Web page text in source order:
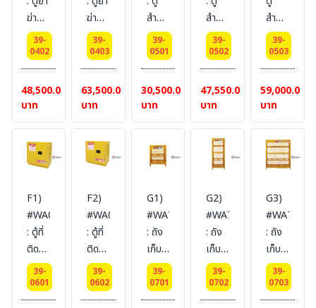
Ext
dimension
165x86x86
SYSBEL(ไม่
สายดิน)
Ext
dimension
89x59x46
SYSBEL
รวม
สายดิน)
Ext
dimension
165x60x46
SYSBEL
รวม
สายดิน)
Ext
dimension
165x109x86
SYSBEL(ไม่
สายดิน)
(ไม่
รวม
สายดิน)
ฆ่า
แมลง
Pesticides
Cabinets
114
L 2
door
Certification(FM/CE)
Ext
112x109x46
SYSBEL
(ไม่
รวม
สายดิน)
39-
0402
48,500.00
บาท
ฆ่า
แมลง
Pesticides
Cabinets
170
L 2
door
Certification(FM/CE)Ext
dimension(HxWxD/cm)
SYSBEL
(ไม่
รวม
สายดิน)
39-
0403
63,500.00
บาท
สำหรับ
เก็บ
สาร
พิษ
Toxic
Cabinets
45 L
door
(manual)
Ext
dimension(HxWxD/cm)
89x59x46
SYSBEL
(ไม่
รวม
39-
0501
30,500.00
บาท
สำหรับ
เก็บ
สาร
พิษ
Toxic
Cabinets
170
L 2
door
(manual)
Ext
dimension(HxWxD/cm)
165x109x46
SYSBEL
(ไม่
รวม
39-
0502
47,550.00
บาท
สำหรับ
เก็บ
สาร
พิษ :
Toxic
Cabinets
114
L 2
door
(manual)
Ext
SYSBEL
(ไม่
รวม
39-
0503
59,000.00
บาท
F1)
#WA0810190
: ตู้ที่
ติดไฟ
ใต้
หลังคา
Undercounter
39-
0601
F2)
#WA0810230
: ตู้ที่
ติดไฟ
ใต้
หลังคา
Undercounter
39-
0602
G1)
#WA710204
: ถัง
เก็บ
ถัง
แก๊ส
Gas
39-
0701
G2)
#WA710208
: ถัง
เก็บ
ถัง
แก๊ส
Gas
39-
0702
G3)
: ถัง
เก็บ
ถัง
แก๊ส
Gas
39-
0703